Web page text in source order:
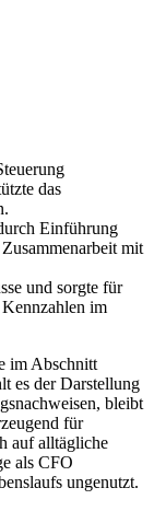
das
Einführung
mit
und sorgte für
im
im Abschnitt
es der Darstellung
bleibt
für
auf alltägliche
als CFO
ungenutzt.